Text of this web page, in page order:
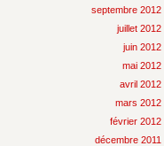
septembre 2012
juillet 2012
juin 2012
mai 2012
avril 2012
mars 2012
février 2012
décembre 2011